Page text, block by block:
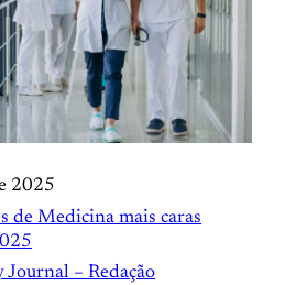
2025
de Medicina mais caras
– Redação